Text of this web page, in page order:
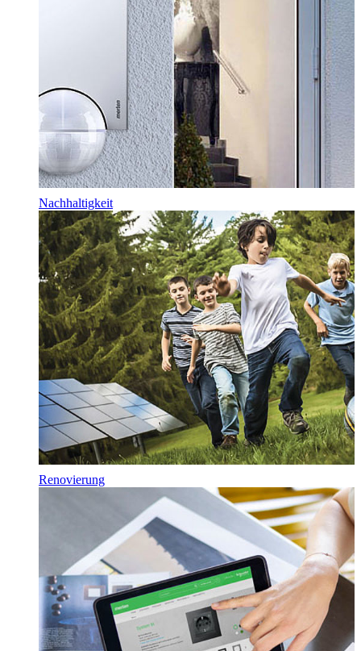
Nachhaltigkeit
Renovierung